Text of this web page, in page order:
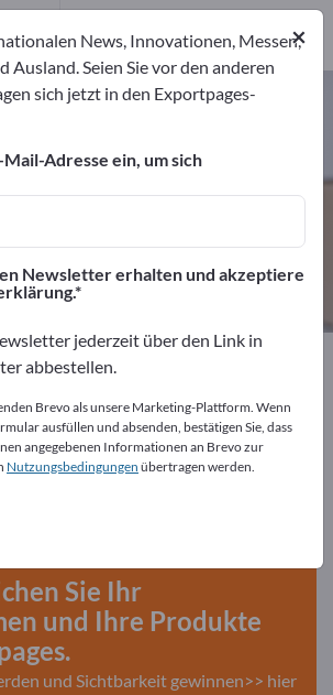
– Hersteller und
Hersteller
Hersteller12
Distributoren2
& Verpackung
auf
– Gebrauchtwaren –
Sie Ihr
und Ihre Produkte
und Sichtbarkeit gewinnen>> hier
×
News, Innovationen, Messen,
Ausland. Seien Sie vor den anderen
sich jetzt in den Exportpages-
Adresse ein, um sich
Newsletter erhalten und akzeptiere
jederzeit über den Link in
abbestellen.
Brevo als unsere Marketing-Plattform. Wenn
ausfüllen und absenden, bestätigen Sie, dass
angegebenen Informationen an Brevo zur
Nutzungsbedingungen übertragen werden.